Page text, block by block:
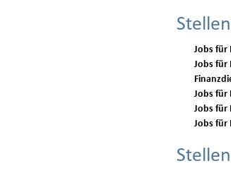
Jobs für
Jobs für
Jobs für
Jobs für
Jobs für